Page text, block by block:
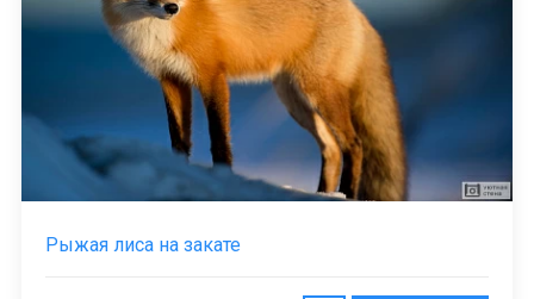
Рыжая лиса на закате